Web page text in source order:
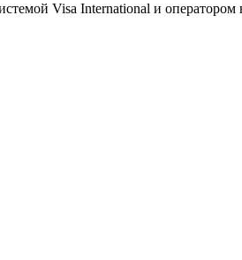
Visa International и оператором